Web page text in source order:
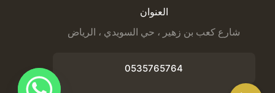
العنوان
شارع كعب بن زهير ، حي السويدي ، الرياض
0535765764